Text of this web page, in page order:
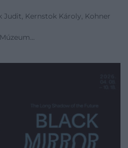
Judit, Kernstok Károly, Kohner